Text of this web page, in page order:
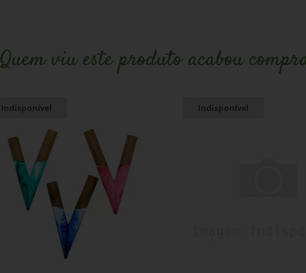
Quem viu este produto acabou
Indisponível Indisponível